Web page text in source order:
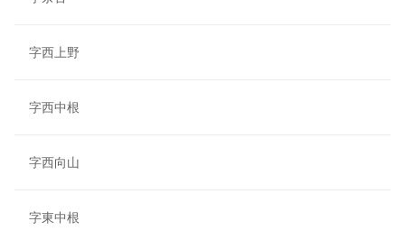
字西上野
字西中根
字西向山
字東中根